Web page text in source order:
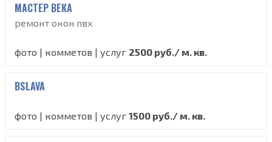
МАСТЕР ВЕКА
ремонт окон пвх
фото | комметов | услуг 2500 руб./ м. кв.
BSLAVA
фото | комметов | услуг 1500 руб./ м. кв.